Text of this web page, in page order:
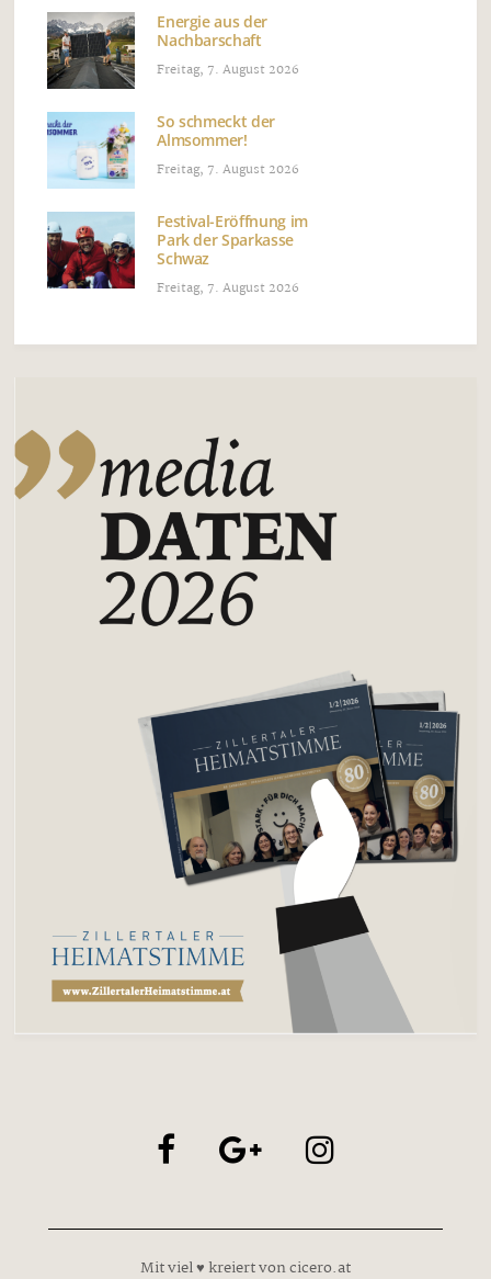
Energie aus der
Nachbarschaft
Freitag, 7. August 2026
So schmeckt der
Almsommer!
Freitag, 7. August 2026
Festival-Eröffnung im
Park der Sparkasse
Schwaz
Freitag, 7. August 2026
Mit viel ♥ kreiert von cicero.at